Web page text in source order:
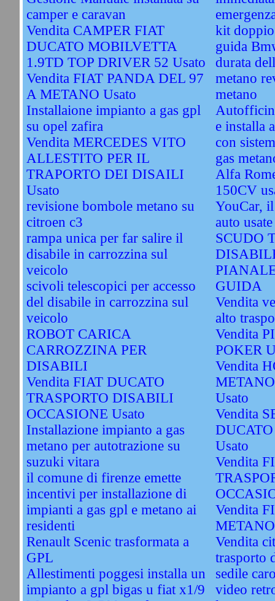
camper e caravan
Vendita CAMPER FIAT
DUCATO MOBILVETTA
1.9TD TOP DRIVER 52 Usato
Vendita FIAT PANDA DEL 97
A METANO Usato
Installaione impianto a gas gpl
su opel zafira
Vendita MERCEDES VITO
ALLESTITO PER IL
TRAPORTO DEI DISAILI
Usato
revisione bombole metano su
citroen c3
rampa unica per far salire il
disabile in carrozzina sul
veicolo
scivoli telescopici per accesso
del disabile in carrozzina sul
veicolo
ROBOT CARICA
CARROZZINA PER
DISABILI
Vendita FIAT DUCATO
TRASPORTO DISABILI
OCCASIONE Usato
Installazione impianto a gas
metano per autotrazione su
suzuki vitara
il comune di firenze emette
incentivi per installazione di
impianti a gas gpl e metano ai
residenti
Renault Scenic trasformata a
GPL
Allestimenti poggesi installa un
impianto a gpl bigas u fiat x1/9
kit
guida
durata
metano
metano
e installa
con
gas
Alfa
150CV
YouCar,
auto usate
SCUDO
GUIDA
Vendita
alto
Vendita
POKER
Vendita
Usato
Vendita
Usato
Vendita
Vendita
Vendita
trasporto
sedile
video